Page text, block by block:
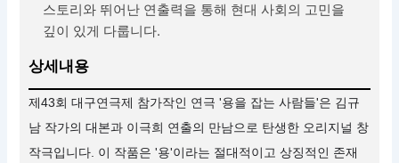
스토리와 뛰어난 연출력을 통해 현대 사회의 고민을
깊이 있게 다룹니다.
상세내용
제43회 대구연극제 참가작인 연극 '용을 잡는 사람들'은 김규
남 작가의 대본과 이극희 연출의 만남으로 탄생한 오리지널 창
작극입니다. 이 작품은 '용'이라는 절대적이고 상징적인 존재